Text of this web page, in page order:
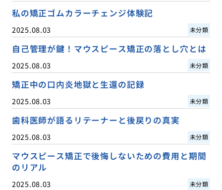
私の矯正ゴムカラーチェンジ体験記
2025.08.03 未分類
自己管理が鍵！マウスピース矯正の落とし穴とは
2025.08.03 未分類
矯正中の口内炎地獄と生還の記録
2025.08.03 未分類
歯科医師が語るリテーナーと後戻りの真実
2025.08.03 未分類
マウスピース矯正で後悔しないための費用と期間
のリアル
2025.08.03 未分類